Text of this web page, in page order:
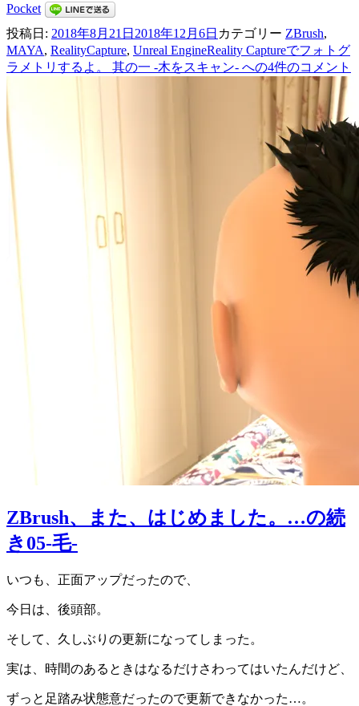
Pocket
投稿日: 2018年8月21日 2018年12月6日 カテゴリー ZBrush,
MAYA, RealityCapture, Unreal EngineReality Captureでフォトグ
ラメトリするよ。 其の一 -木をスキャン- への4件のコメント
ZBrush、また、はじめました。…の続
き05-毛-
いつも、正面アップだったので、
今日は、後頭部。
そして、久しぶりの更新になってしまった。
実は、時間のあるときはなるだけさわってはいたんだけど、
ずっと足踏み状態意だったので更新できなかった…。